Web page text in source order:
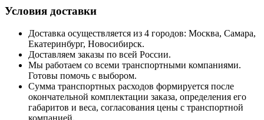
Условия доставки
Доставка осуществляется из 4 городов: Москва, Самара,
Екатеринбург, Новосибирск.
Доставляем заказы по всей России.
Мы работаем со всеми транспортными компаниями.
Готовы помочь с выбором.
Сумма транспортных расходов формируется после
окончательной комплектации заказа, определения его
габаритов и веса, согласования цены с транспортной